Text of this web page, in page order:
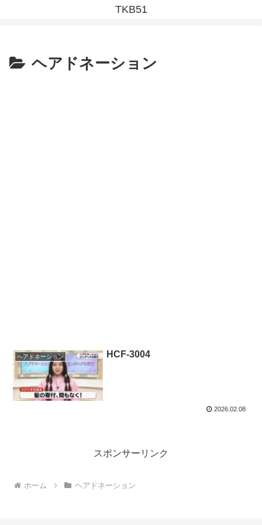
TKB51
ヘアドネーション
ヘアドネーション HCF-3004
2026.02.08
スポンサーリンク
ホーム ヘアドネーション